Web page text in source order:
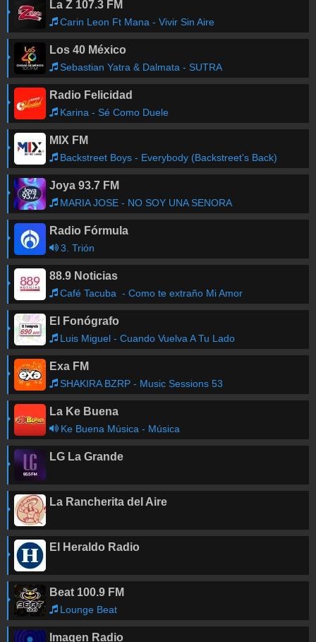
La Z 107.3 FM
Carin Leon Ft Mana - Vivir Sin Aire
Los 40 México
Sebastian Yatra & Dalmata - SUTRA
Radio Felicidad
Karina - Sé Como Duele
MIX FM
Backstreet Boys - Everybody (Backstreet's Back)
Joya 93.7 FM
MARIA JOSE - NO SOY UNA SENORA
Radio Fórmula
3. Trión
88.9 Noticias
Café Tacuba - Como te extraño Mi Amor
El Fonógrafo
Luis Miguel - Cuando Vuelva A Tu Lado
Exa FM
SHAKIRA BZRP - Music Sessions 53
La Ke Buena
Ke Buena Música - Música
LG La Grande
La Rancherita del Aire
El Heraldo Radio
Beat 100.9 FM
Lounge Beat
Imagen Radio